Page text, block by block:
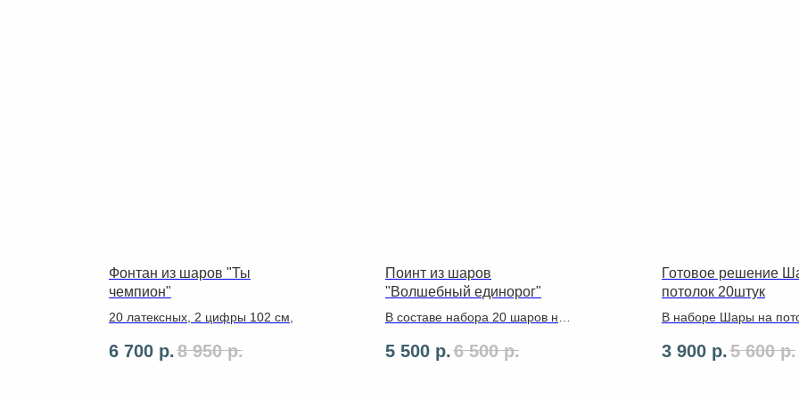
Фонтан из шаров "Ты
чемпион"
20 латексных, 2 цифры 102 см,
6 700 р.8 950 р.
Поинт из шаров
"Волшебный единорог"
В составе набора 20 шаров на
80 см..
5 500 р.6 500 р.
Готовое решение
потолок 20штук
В наборе Шары на
,транспортировочным
3 900 р.5 600 р.